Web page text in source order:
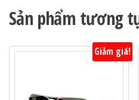
Sản phẩm tương
Giảm giá!